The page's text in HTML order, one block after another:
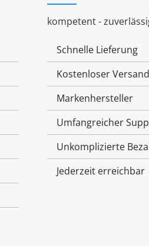
kompetent -
Schnelle Lieferung
Kostenloser
Markenhersteller
Umfangreicher
Unkomplizierte
Jederzeit erreichbar